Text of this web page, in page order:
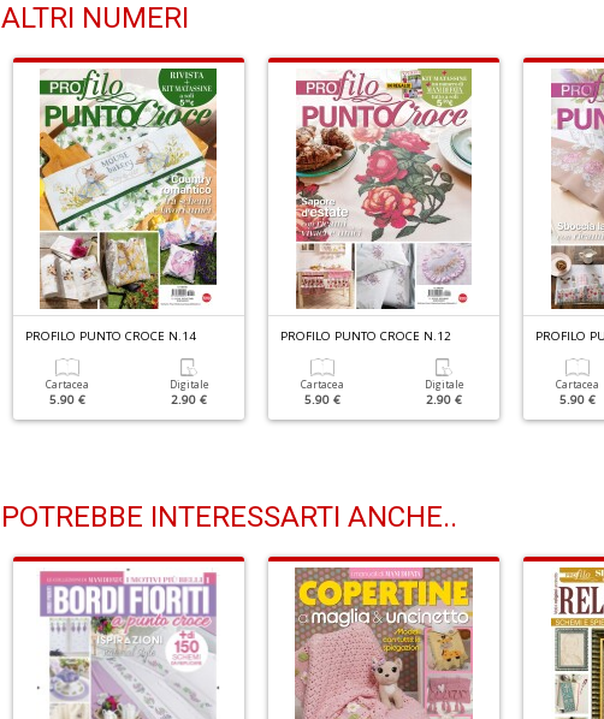
ALTRI NUMERI
PROFILO PUNTO CROCE N.14
Cartacea
5.90 €
Digitale
2.90 €
PROFILO PUNTO CROCE N.12
Cartacea
5.90 €
Digitale
2.90 €
PROFILO
Cartacea
5.90 €
POTREBBE INTERESSARTI ANCHE..